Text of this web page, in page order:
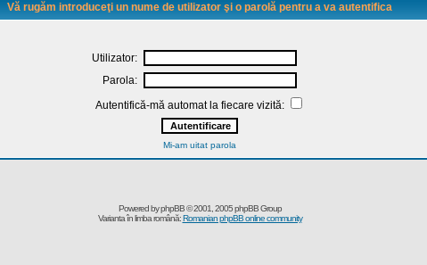
Vă rugăm introduceţi un nume de utilizator şi o parolă pentru a va autentifica
Utilizator:
Parola:
Autentifică-mă automat la fiecare vizită:
Mi-am uitat parola
Powered byphpBB© 2001, 2005 phpBB Group
Varianta în limba română:Romanian phpBB online community